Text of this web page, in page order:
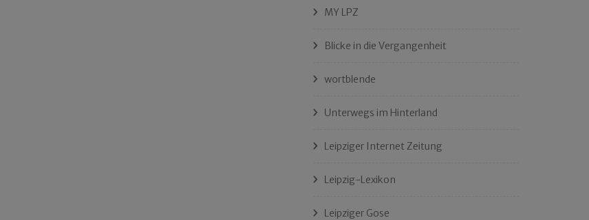
MY LPZ
Blicke in die Vergangenheit
wortblende
Unterwegs im Hinterland
Leipziger Internet Zeitung
Leipzig-Lexikon
Leipziger Gose